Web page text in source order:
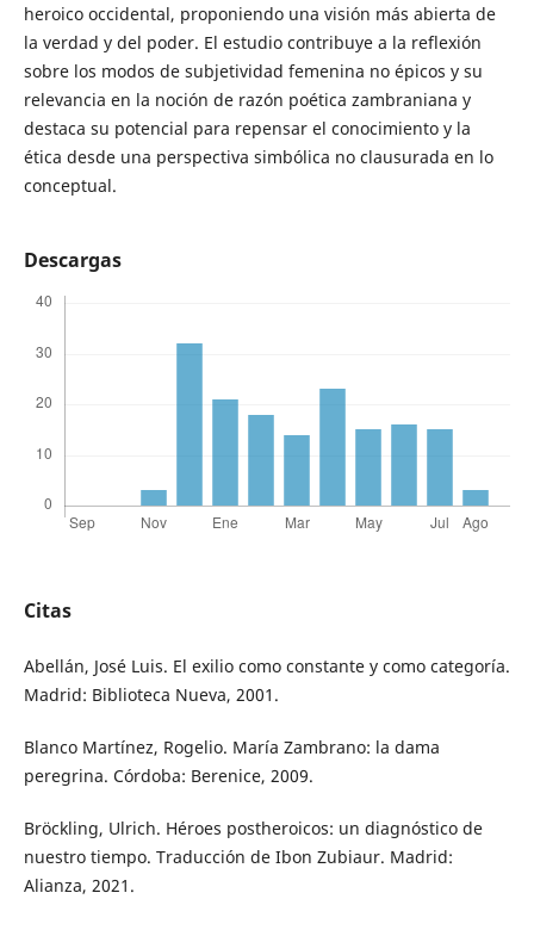
heroico occidental, proponiendo una visión más abierta de
la verdad y del poder. El estudio contribuye a la reflexión
sobre los modos de subjetividad femenina no épicos y su
relevancia en la noción de razón poética zambraniana y
destaca su potencial para repensar el conocimiento y la
ética desde una perspectiva simbólica no clausurada en lo
conceptual.
Descargas
Citas
Abellán, José Luis. El exilio como constante y como categoría.
Madrid: Biblioteca Nueva, 2001.
Blanco Martínez, Rogelio. María Zambrano: la dama
peregrina. Córdoba: Berenice, 2009.
Bröckling, Ulrich. Héroes postheroicos: un diagnóstico de
nuestro tiempo. Traducción de Ibon Zubiaur. Madrid:
Alianza, 2021.